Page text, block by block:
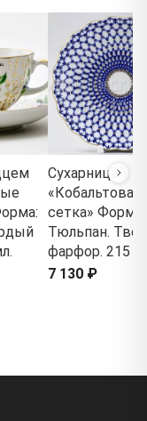
Сухарница
«Кобальтовая
сетка» Форма:
Тюльпан.
фарфор. 215
7 130 ₽